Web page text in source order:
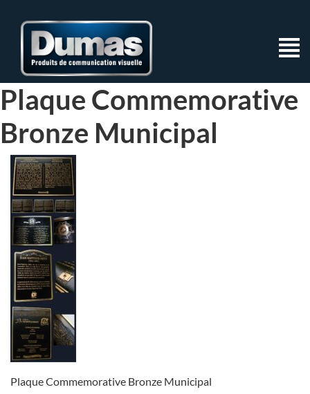
Plaque Commemorative
Bronze Municipal
Plaque Commemorative Bronze Municipal